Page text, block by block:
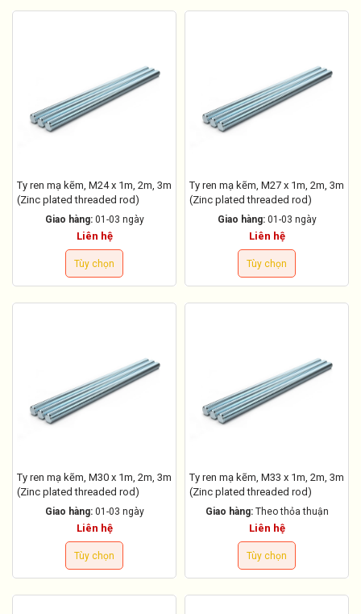
Ty ren mạ kẽm, M24 x 1m, 2m, 3m
(Zinc plated threaded rod)
Giao hàng: 01-03 ngày
Liên hệ
Tùy chọn
Ty ren mạ kẽm, M27 x 1m, 2m, 3m
(Zinc plated threaded rod)
Giao hàng: 01-03 ngày
Liên hệ
Tùy chọn
Ty ren mạ kẽm, M30 x 1m, 2m, 3m
(Zinc plated threaded rod)
Giao hàng: 01-03 ngày
Liên hệ
Tùy chọn
Ty ren mạ kẽm, M33 x 1m, 2m, 3m
(Zinc plated threaded rod)
Giao hàng: Theo thỏa thuận
Liên hệ
Tùy chọn